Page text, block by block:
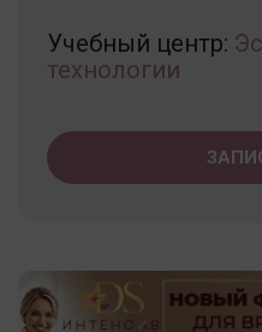
Учебный центр:
технологии